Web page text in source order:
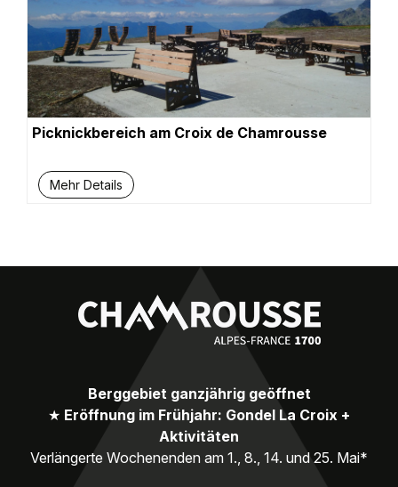
Picknickbereich am Croix de Chamrousse
Mehr Details
Berggebiet ganzjährig geöffnet
★ Eröffnung im Frühjahr: Gondel La Croix +
Aktivitäten
Verlängerte Wochenenden am 1., 8., 14. und 25. Mai*